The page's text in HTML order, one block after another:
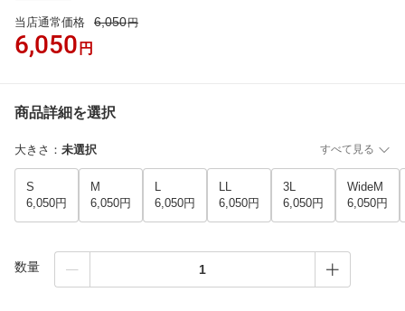
当店通常価格 6,050円
6,050 円
商品詳細を選択
大きさ ： 未選択 すべて見る
S
6,050円
M
6,050円
L
6,050円
LL
6,050円
3L
6,050円
WideM
6,050円
数量